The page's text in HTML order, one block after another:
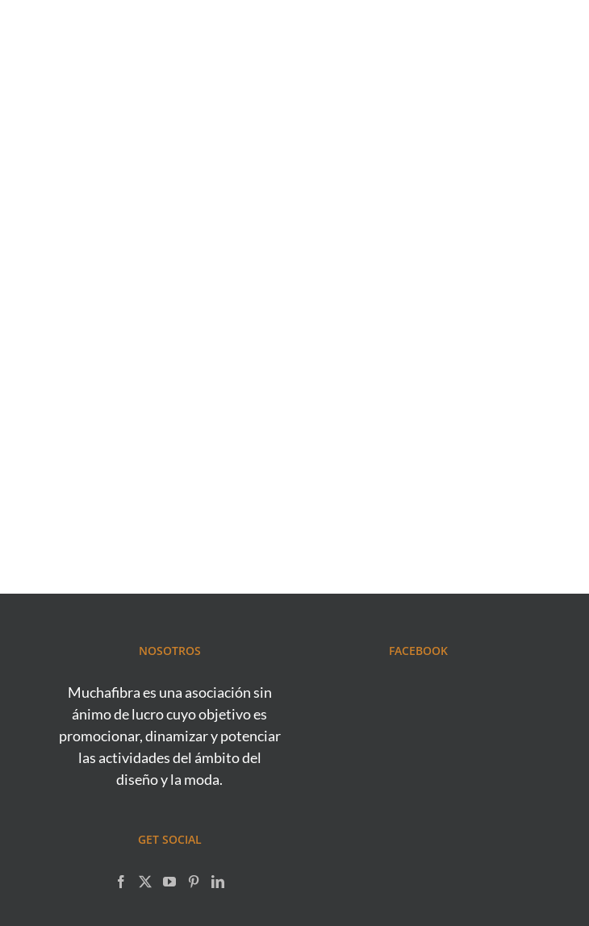
NOSOTROS
Muchafibra es una asociación sin
ánimo de lucro cuyo objetivo es
promocionar, dinamizar y potenciar
las actividades del ámbito del
diseño y la moda.
GET SOCIAL
FACEBOOK